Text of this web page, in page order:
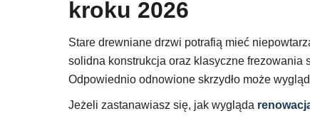
kroku 2026
Stare drewniane drzwi potrafią mieć
solidna konstrukcja oraz klasyczne
Odpowiednio odnowione skrzydło może
Jeżeli zastanawiasz się, jak wygląda